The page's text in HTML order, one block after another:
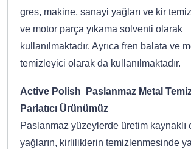
gres, makine, sanayi yağları ve kir
ve motor parça yıkama solventi olarak
kullanılmaktadır. Ayrıca fren balata ve
temizleyici olarak da kullanılmaktadır.
Active Polish Paslanmaz Metal
Parlatıcı Ürünümüz
Paslanmaz yüzeylerde üretim kaynaklı
yağların, kirliliklerin temizlenmesinde